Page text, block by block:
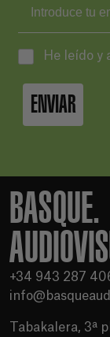
He leído y
ENVIAR
BASQUE.
+34 943 287
Tabakalera, 3ª